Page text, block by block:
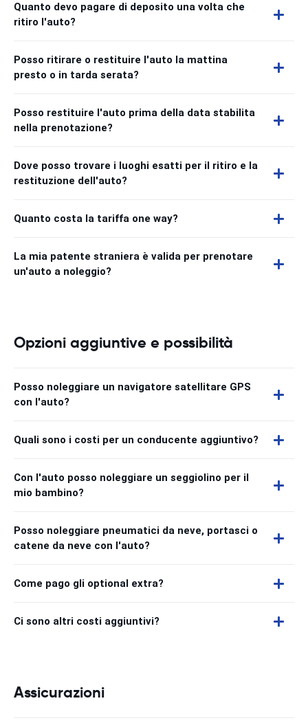
Quanto devo pagare di deposito una volta che
ritiro l'auto?
Posso ritirare o restituire l'auto la mattina
presto o in tarda serata?
Posso restituire l'auto prima della data stabilita
nella prenotazione?
Dove posso trovare i luoghi esatti per il ritiro e la
restituzione dell'auto?
Quanto costa la tariffa one way?
La mia patente straniera è valida per prenotare
un'auto a noleggio?
Opzioni aggiuntive e possibilità
Posso noleggiare un navigatore satellitare GPS
con l'auto?
Quali sono i costi per un conducente aggiuntivo?
Con l'auto posso noleggiare un seggiolino per il
mio bambino?
Posso noleggiare pneumatici da neve, portasci o
catene da neve con l'auto?
Come pago gli optional extra?
Ci sono altri costi aggiuntivi?
Assicurazioni